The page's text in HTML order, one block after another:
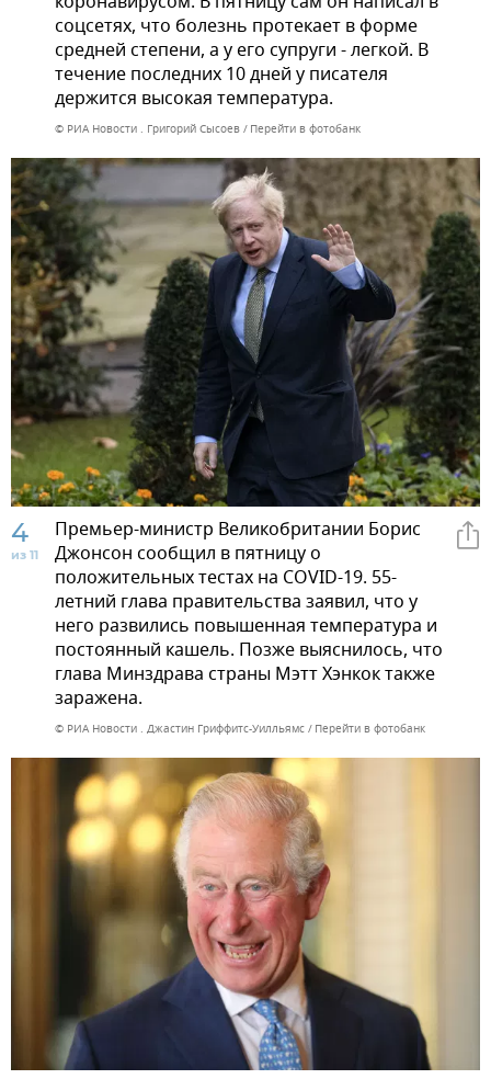
соцсетях, что болезнь протекает в форме
средней степени, а у его супруги - легкой. В
течение последних 10 дней у писателя
держится высокая температура.
© РИА Новости . Григорий Сысоев Перейти в фотобанк
4
из 11
Премьер-министр Великобритании Борис
Джонсон сообщил в пятницу о
положительных тестах на COVID-19. 55-
летний глава правительства заявил, что у
него развились повышенная температура и
постоянный кашель. Позже выяснилось, что
глава Минздрава страны Мэтт Хэнкок также
заражена.
© РИА Новости . Джастин Гриффитс-Уилльямс Перейти в фотобанк